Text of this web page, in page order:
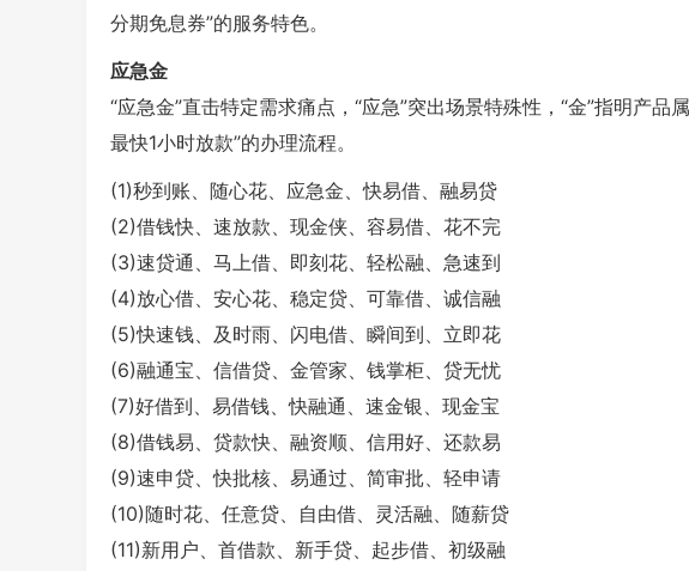
分期免息券”的服务特色。
应急金
“应急金”直击特定需求痛点，“应急”突出场景特殊性，“金”指明产品
最快1小时放款”的办理流程。
(1)秒到账、随心花、应急金、快易借、融易贷
(2)借钱快、速放款、现金侠、容易借、花不完
(3)速贷通、马上借、即刻花、轻松融、急速到
(4)放心借、安心花、稳定贷、可靠借、诚信融
(5)快速钱、及时雨、闪电借、瞬间到、立即花
(6)融通宝、信借贷、金管家、钱掌柜、贷无忧
(7)好借到、易借钱、快融通、速金银、现金宝
(8)借钱易、贷款快、融资顺、信用好、还款易
(9)速申贷、快批核、易通过、简审批、轻申请
(10)随时花、任意贷、自由借、灵活融、随薪贷
(11)新用户、首借款、新手贷、起步借、初级融